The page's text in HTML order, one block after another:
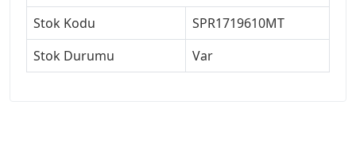
Stok Kodu
SPR1719610MT
Stok Durumu
Var